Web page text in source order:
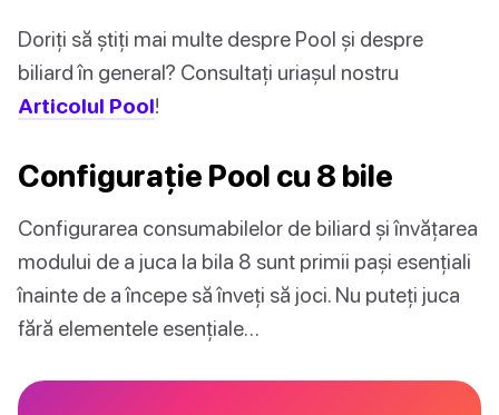
Doriți să știți mai multe despre Pool și despre
biliard în general? Consultați uriașul nostru
Articolul Pool!
Configurație Pool cu 8 bile
Configurarea consumabilelor de biliard și învățarea
modului de a juca la bila 8 sunt primii pași esențiali
înainte de a începe să înveți să joci. Nu puteți juca
fără elementele esențiale…